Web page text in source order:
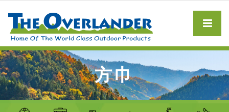
方巾